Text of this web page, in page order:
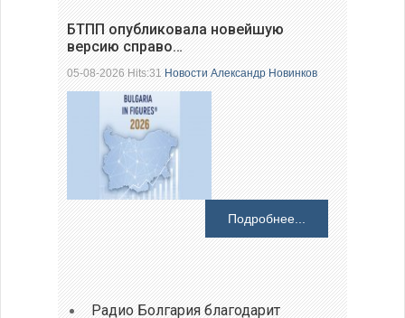
БТПП опубликовала новейшую
версию справо…
05-08-2026 Hits:31Новости Александр Новинков
Подробнее...
Радио Болгария благодарит